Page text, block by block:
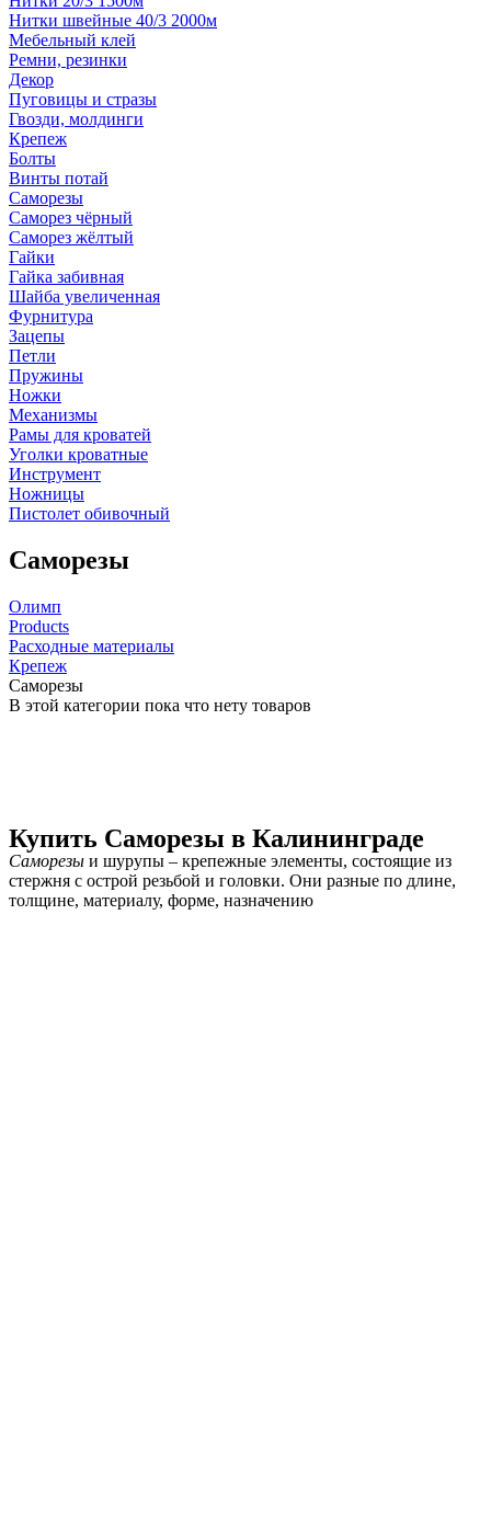
Нитки швейные 40/3 2000м
Мебельный клей
Ремни, резинки
Декор
Пуговицы и стразы
Гвозди, молдинги
Крепеж
Болты
Винты потай
Саморезы
Саморез чёрный
Саморез жёлтый
Гайки
Гайка забивная
Шайба увеличенная
Фурнитура
Зацепы
Петли
Пружины
Ножки
Механизмы
Рамы для кроватей
Уголки кроватные
Инструмент
Ножницы
Пистолет обивочный
Саморезы
Олимп
Products
Расходные материалы
Крепеж
Саморезы
В этой категории пока что нету товаров
Купить Саморезы в Калининграде
Саморезы и шурупы – крепежные элементы, состоящие из
стержня с острой резьбой и головки. Они разные по длине,
толщине, материалу, форме, назначению